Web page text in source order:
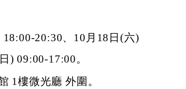
20:30、10月18日(六)
) 09:00-17:00。
1樓微光廳 外圍。